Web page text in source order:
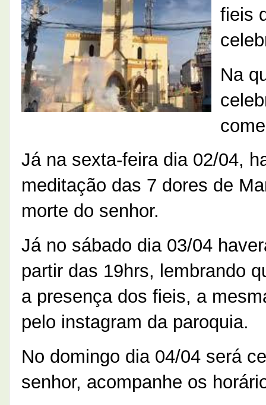
fieis
Na
Já na sexta-feira dia 02/04,
meditação das 7 dores de
morte do senhor.
Já no sábado dia 03/04
partir das 19hrs, lembrando
a presença dos fieis, a
pelo instagram da paroquia.
No domingo dia 04/04 será
senhor, acompanhe os